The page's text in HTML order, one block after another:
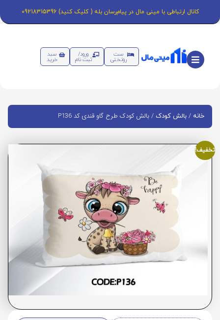
کانال ارتباطی با مینی مال در پیام‌رسان بله ( کلیک کنید) 09218315396
ست
روتختی
ورود/
ثبت نام
سبد
خرید
خانه / بالش کودک / بالش کودک طرح گاو قندی کد P136
تخفیف!